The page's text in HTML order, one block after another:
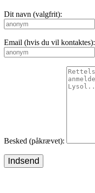
Dit navn (valgfrit):
Email (hvis du vil kontaktes):
Besked (påkrævet):
Indsend